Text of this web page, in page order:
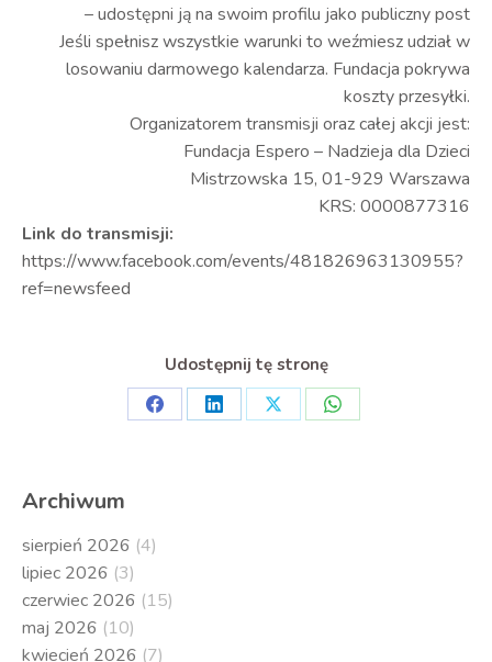
– udostępni ją na swoim profilu jako publiczny post
Jeśli spełnisz wszystkie warunki to weźmiesz udział w
losowaniu darmowego kalendarza. Fundacja pokrywa
koszty przesyłki.
Organizatorem transmisji oraz całej akcji jest:
Fundacja Espero – Nadzieja dla Dzieci
Mistrzowska 15, 01-929 Warszawa
KRS: 0000877316
Link do transmisji:
https://www.facebook.com/events/481826963130955?
ref=newsfeed
Udostępnij tę stronę
Share
Share
Share
Share
Archiwum
sierpień 2026 (4)
lipiec 2026 (3)
czerwiec 2026 (15)
maj 2026 (10)
kwiecień 2026 (7)